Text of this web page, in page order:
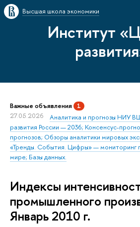
Высшая школа экономики
Институт
Важные объявления 1
27.05.2026
Аналитика и прогнозы НИУ
развития России — 2036; Консенсус-
прогнозов; Обзоры аналитики мировых
«Тренды. События. Цифры» — мониторинг
мире; Базы данных.
Индексы
промышленного
Январь 2010 г.